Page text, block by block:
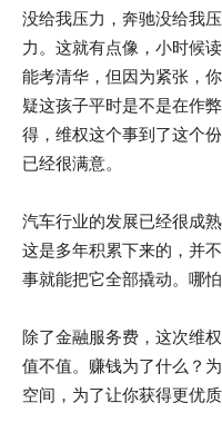
没给我压力，奔驰没给我
力。这就有点像，小时候
能考清华，但因为紧张，
疑这孩子平时是不是在作
得，维权这个事到了这个
已经很满意。
汽车行业的发展已经很成
这是多年积累下来的，并
事就能把它全部撬动。哪
除了金融服务费，这次维
值不值。赚钱为了什么？
空间，为了让你获得更优质